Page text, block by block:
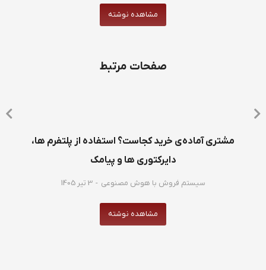
مشاهده نوشته
صفحات مرتبط
مشتری آماده‌ی خرید کجاست؟ استفاده از پلتفرم ها،
دایرکتوری ها و پیامک
سیستم فروش با هوش مصنوعی 3 تیر 1405
مشاهده نوشته